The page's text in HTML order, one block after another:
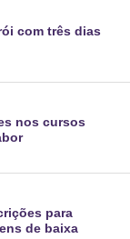
com três dias
nos cursos
para
de baixa